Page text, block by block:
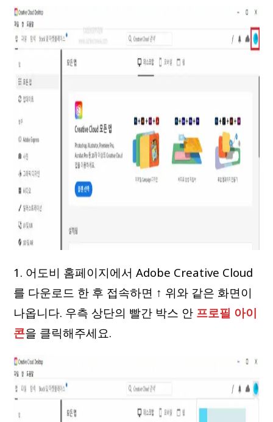
1. 어도비 홈페이지에서 Adobe Creative Cloud
를 다운로드 한 후 접속하면 ↑ 위와 같은 화면이
나옵니다. 우측 상단의 빨간 박스 안 프로필 아이
콘을 클릭해주세요.